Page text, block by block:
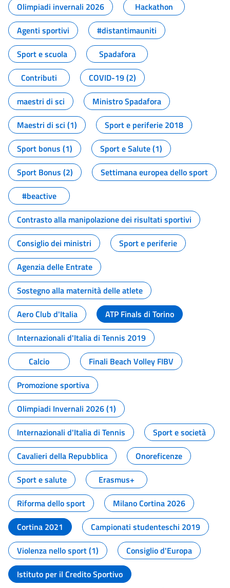
Olimpiadi invernali 2026
Hackathon
Agenti sportivi
#distantimauniti
Sport e scuola
Spadafora
Contributi
COVID-19 (2)
maestri di sci
Ministro Spadafora
Maestri di sci (1)
Sport e periferie 2018
Sport bonus (1)
Sport e Salute (1)
Sport Bonus (2)
Settimana europea dello sport
#beactive
Contrasto alla manipolazione dei risultati sportivi
Consiglio dei ministri
Sport e periferie
Agenzia delle Entrate
Sostegno alla maternità delle atlete
Aero Club d'Italia
ATP Finals di Torino
Internazionali d'Italia di Tennis 2019
Calcio
Finali Beach Volley FIBV
Promozione sportiva
Olimpiadi Invernali 2026 (1)
Internazionali d'Italia di Tennis
Sport e società
Cavalieri della Repubblica
Onoreficenze
Sport e salute
Erasmus+
Riforma dello sport
Milano Cortina 2026
Cortina 2021
Campionati studenteschi 2019
Violenza nello sport (1)
Consiglio d'Europa
Istituto per il Credito Sportivo